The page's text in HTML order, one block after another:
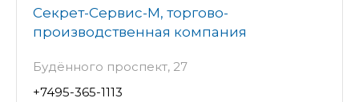
Секрет-Сервис-М, торгово-
производственная компания
Будённого проспект, 27
+7495-365-1113